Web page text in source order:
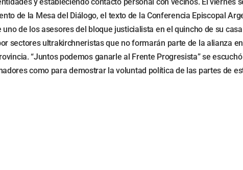
y estableciendo contacto personal con vecinos. El
de la Mesa del Diálogo, el texto de la Conferencia Episcopal
uno de los asesores del bloque justicialista en el quincho de su
sectores ultrakirchneristas que no formarán parte de la alianza
“Juntos podemos ganarle al Frente Progresista” se
como para demostrar la voluntad política de las partes de